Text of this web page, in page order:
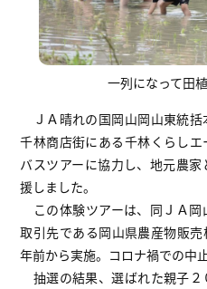
一列になって田
ＪＡ晴れの国岡山岡山東統
千林商店街にある千林くらし
バスツアーに協力し、地元農
援しました。
この体験ツアーは、同ＪＡ
取引先である岡山県農産物販
年前から実施。コロナ禍での中
抽選の結果、選ばれた親子